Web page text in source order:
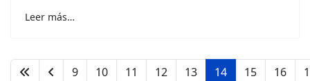
Leer más…
9 10 11 12 13 14 15 16